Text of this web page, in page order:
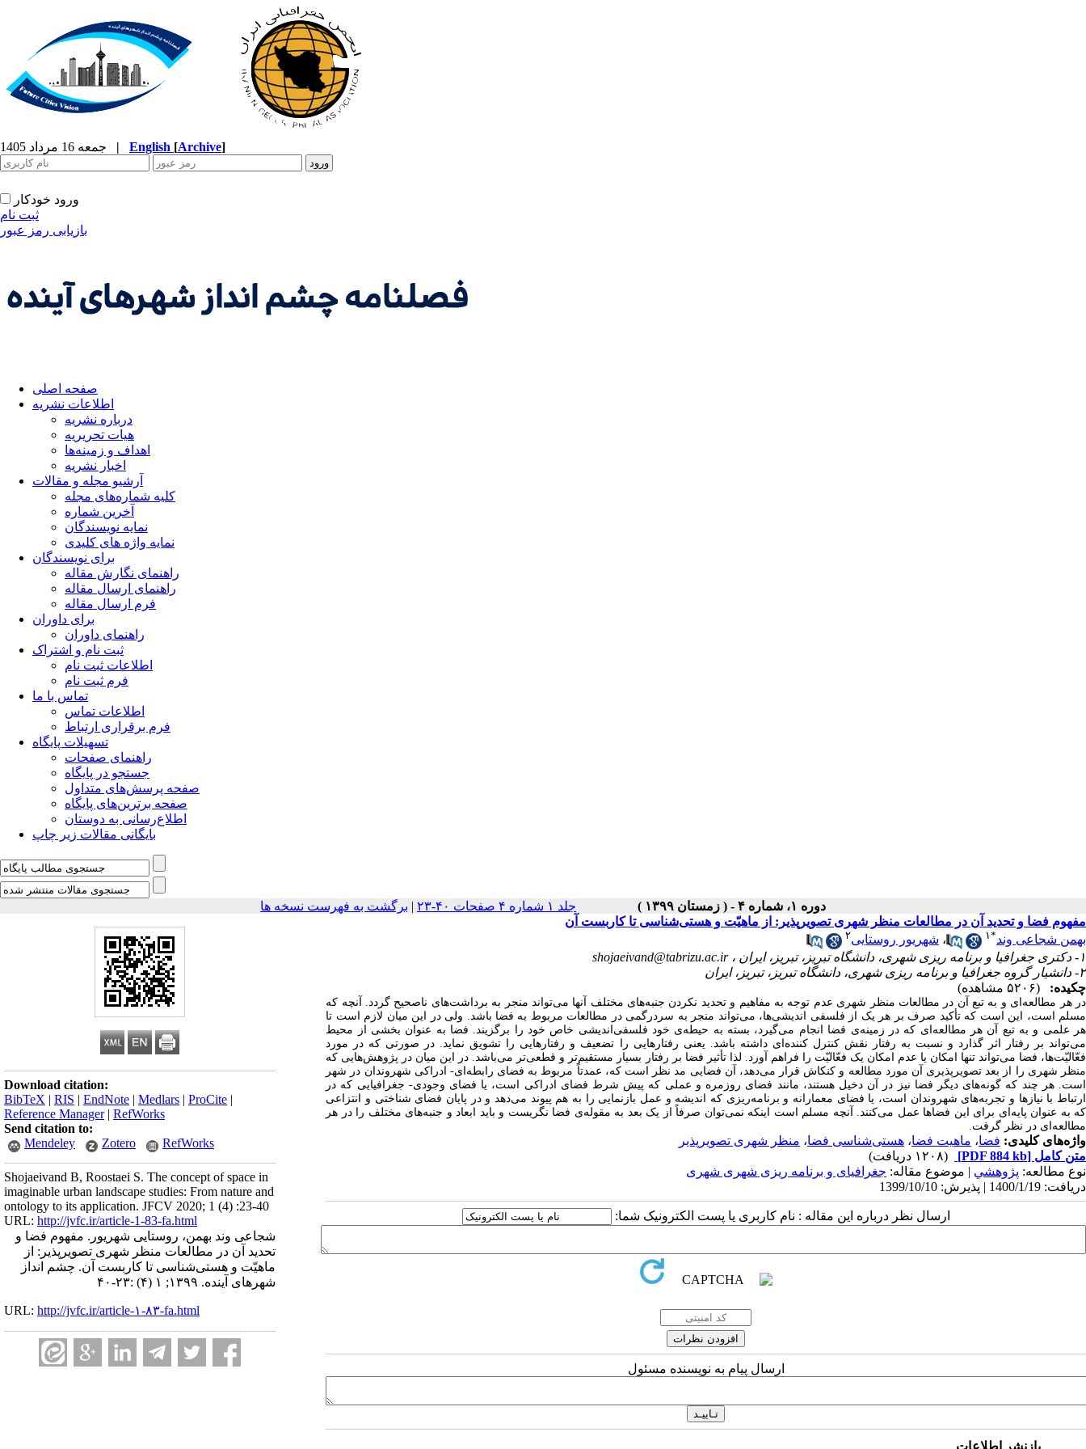
| English [Archive]
ورود خودکار
ثبت نام
بازیابی رمز عبور
صفحه اصلی
اطلاعات نشریه
درباره نشریه
هیات تحریریه
اهداف و زمینه‌ها
اخبار نشریه
آرشیو مجله و مقالات
کلیه شماره‌های مجله
آخرین شماره
نمایه نویسندگان
نمایه واژه های کلیدی
برای نویسندگان
راهنمای نگارش مقاله
راهنمای ارسال مقاله
فرم ارسال مقاله
برای داوران
راهنمای داوران
ثبت نام و اشتراک
اطلاعات ثبت نام
فرم ثبت نام
تماس با ما
اطلاعات تماس
فرم برقراری ارتباط
تسهیلات پایگاه
راهنمای صفحات
جستجو در پایگاه
صفحه پرسش‌های متداول
صفحه برترین‌های پایگاه
اطلاع‌رسانی به دوستان
بایگانی مقالات زیر چاپ
دوره ۱، شماره ۴ - ( زمستان ۱۳۹۹ ) جلد ۱ شماره ۴ صفحات ۴۰-۲۳ | برگشت به فهرست نسخه ها
Download citation:
BibTeX | RIS | EndNote | Medlars | ProCite |
Reference Manager| RefWorks
Send citation to:
Mendeley
Zotero RefWorks
Shojaeivand B, Roostaei S. The concept of space in
imaginable urban landscape studies: From nature and
ontology to its application. JFCV 2020; 1 (4) :23-40
URL: http://jvfc.ir/article-1-83-fa.html
شجاعی وند بهمن، روستایی شهریور. مفهوم فضا و
تحدید آن در مطالعات منظر شهری تصویرپذیر: از
ماهیّت‌ و هستی‌شناسی تا کاربست آن. چشم انداز
شهرهای آینده. ۱۳۹۹; ۱ (۴) :۲۳-۴۰
URL: http://jvfc.ir/article-۱-۸۳-fa.html
مفهوم فضا و تحدید آن در مطالعات منظر شهری تصویرپذیر: از ماهیّت‌ و هستی‌شناسی تا کاربست آن
بهمن شجاعی وند*۱ ، شهریور روستایی۲
۱- دکتری جغرافیا و برنامه ریزی شهری، دانشگاه تبریز، تبریز، ایران ،
shojaeivand@tabrizu.ac.ir
۲- دانشیار گروه جغرافیا و برنامه ریزی شهری، دانشگاه تبریز، تبریز، ایران
چکیده:
(۵۲۰۶ مشاهده)
در هر مطالعه‌ای و به تبع آن در مطالعات منظر شهری عدم توجه به مفاهیم و تحدید نکردن جنبه‌های مختلف آنها می‌تواند منجر به برداشت‌های ناصحیح گردد. آنچه که
مسلم است، این است که تأکید صرف بر هر یک از فلسفی اندیشی‌ها، می‌تواند منجر به سردرگمی در مطالعات مربوط به فضا باشد. ولی در این میان لازم است تا
هر علمی و به تبع آن هر مطالعه‌ای که در زمینه‌ی فضا انجام می‌گیرد، بسته به حیطه‌ی خود فلسفی‌اندیشی خاص خود را برگزیند. فضا به عنوان بخشی از محیط
می‌تواند بر رفتار اثر گذارد و نسبت به رفتار نقش کنترل کننده‌ای داشته باشد. یعنی رفتارهایی را تضعیف و رفتارهایی را تشویق نماید. در صورتی که در مورد
فعّالیّت‌ها، فضا می‌تواند تنها امکان یا عدم امکان یک فعّالیّت را فراهم آورد. لذا تأثیر فضا بر رفتار بسیار مستقیم‌تر و قطعی‌تر می‌باشد. در این میان در پژوهش‌هایی که
منظر شهری را از بعد تصویرپذیری آن مورد مطالعه و کنکاش قرار می‌دهد، آن فضایی مد نظر است که، عمدتاً مربوط به فضای رابطه‌ای- ادراکی شهروندان در شهر
است. هر چند که گونه‌های دیگر فضا نیز در آن دخیل هستند، مانند فضای روزمره و عملی که پیش شرط فضای ادراکی است، یا فضای وجودی- جغرافیایی که در
ارتباط با نیازها و تجربه‌های شهروندان است، یا فضای معمارانه و برنامه‌ریزی که اندیشه و عمل بازنمایی را به هم پیوند می‌دهد و در پایان فضای شناختی و انتزاعی
که به عنوان پایه‌ای برای این فضاها عمل می‌کنند. آنچه مسلم است اینکه نمی‌توان صرفاً از یک بعد به مقوله‌ی فضا نگریست و باید ابعاد و جنبه‌های مختلف را در هر
مطالعه‌ای در نظر گرفت.
واژه‌های کلیدی: فضا، ماهیت فضا، هستی‌شناسی فضا، منظر شهری تصویرپذیر
متن کامل [PDF 884 kb]
(۱۲۰۸ دریافت)
نوع مطالعه: پژوهشي | موضوع مقاله: جغرافیای و برنامه ریزی شهری شهری
دریافت: 1400/1/19 | پذیرش: 1399/10/10
ارسال نظر درباره این مقاله : نام کاربری یا پست الکترونیک شما:
ارسال پیام به نویسنده مسئول
بازنشر اطلاعات